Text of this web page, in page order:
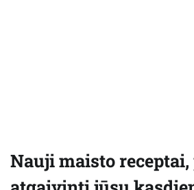
Nauji maisto